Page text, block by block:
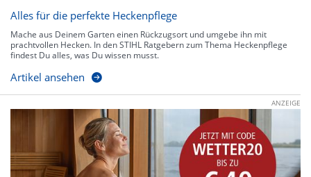
Alles für die perfekte Heckenpflege
Mache aus Deinem Garten einen Rückzugsort und umgebe ihn mit
prachtvollen Hecken. In den STIHL Ratgebern zum Thema Heckenpflege
findest Du alles, was Du wissen musst.
Artikel ansehen
ANZEIGE